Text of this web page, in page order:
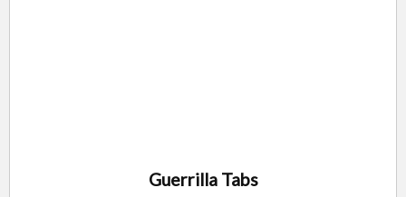
Guerrilla Tabs